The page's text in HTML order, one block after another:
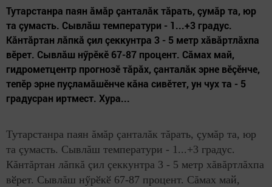
Тутарстанра паян ăмăр çанталăк тăрать, çумăр та, юр
та çумасть. Сывлăш температури - 1...+3 градус.
Кăнтăртан лăпкă çил çеккунтра 3 - 5 метр хăвăртлăхпа
вӗрет. Сывлăш нӳрӗкӗ 67-87 процент. Сăмах май,
гидрометцентр прогнозӗ тăрăх, çанталăк эрне вӗçӗнче,
тепӗр эрне пуçламăшӗнче кăна сивӗтет, ун чух та - 5
градусран иртмест. Хура...
Тутарстанра паян ăмăр çанталăк тăрать, çумăр та, юр
та çумасть. Сывлăш температури - 1...+3 градус.
Кăнтăртан лăпкă çил çеккунтра 3 - 5 метр хăвăртлăхпа
вӗрет. Сывлăш нӳрӗкӗ 67-87 процент. Сăмах май,